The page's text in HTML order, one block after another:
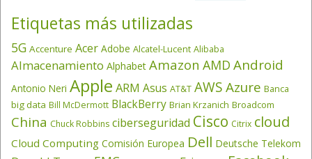
Etiquetas más utilizadas
5G Accenture Acer Adobe Alcatel-Lucent Alibaba
Almacenamiento Alphabet Amazon AMD Android
Antonio Neri Apple ARM Asus AT&T AWSAzure Banca
big data Bill McDermott BlackBerry Brian Krzanich Broadcom
China Chuck Robbins ciberseguridad Cisco Citrix cloud
Cloud Computing Comisión Europea Dell Deutsche Telekom